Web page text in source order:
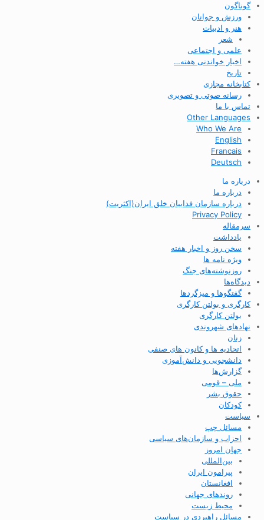
گوناگون
ورزش و جوانان
هنر و ادبیات
شعر
علمی و اجتماعی
اخبار خواندنی هفته…
تاریخ
کتابخانه مجازی
رسانه صوتی و تصویری
تماس با ما
Other Languages
Who We Are
English
Francais
Deutsch
درباره ما
درباره ما
درباره سازمان فداییان خلق ایران(اکثریت)
Privacy Policy
سرمقاله
یادداشت
سخن روز و اخبار هفته
ویژه نامه ها
روزنوشته‌های جنگ
دیدگاه‌ها
گفتگوها و میزگردها
کارگری و بولتن کارگری
بولتن کارگری
نهادهای شهروندی
زنان
اتحادیه ها و کانون های صنفی
دانشجویی و دانش‌آموزی
گزارش‌ها
ملی – قومی
حقوق بشر
کودکان
سیاست
مسائل چپ
احزاب و سازمان‌های سیاسی
جهان امروز
بین‌المللی
پیرامون ایران
افغانستان
روندهای جهانی
محیط زیست
مسائل راهبردی در سیاست